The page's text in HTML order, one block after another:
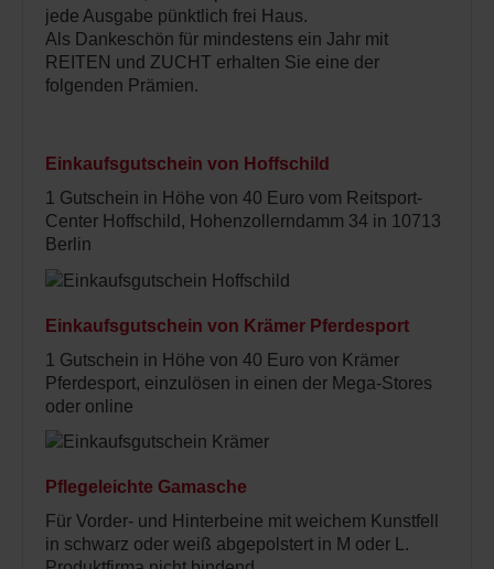
jede Ausgabe pünktlich frei Haus.
Als Dankeschön für mindestens ein Jahr mit
REITEN und ZUCHT erhalten Sie eine der
folgenden Prämien.
Einkaufsgutschein von Hoffschild
1 Gutschein in Höhe von 40 Euro vom Reitsport-
Center Hoffschild, Hohenzollerndamm 34 in 10713
Berlin
Einkaufsgutschein von Krämer Pferdesport
1 Gutschein in Höhe von 40 Euro von Krämer
Pferdesport, einzulösen in einen der Mega-Stores
oder online
Pflegeleichte Gamasche
Für Vorder- und Hinterbeine mit weichem Kunstfell
in schwarz oder weiß abgepolstert in M oder L.